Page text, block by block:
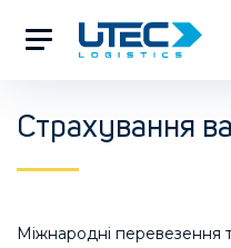
Страхування
Міжнародні перевезення